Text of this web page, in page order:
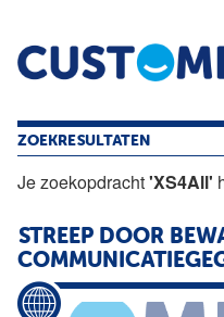
Home Opinie
ZOEKRESULTATEN
Je zoekopdracht'XS4All'
STREEP DOOR